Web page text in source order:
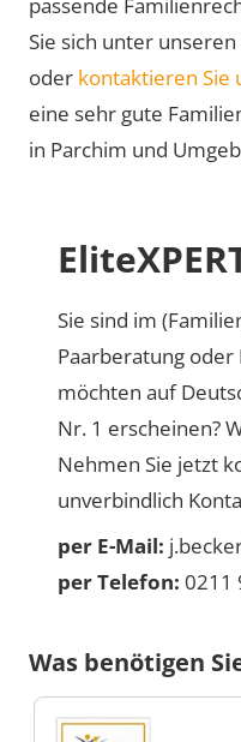
Sie sich unter
oder kontaktieren Sie
eine sehr gute
in Parchim und
Sie sind im
Paarberatung
möchten auf
Nr. 1 erscheinen?
Nehmen Sie jetzt
unverbindlich
per E-Mail:
per Telefon: 0211
Was benötigen